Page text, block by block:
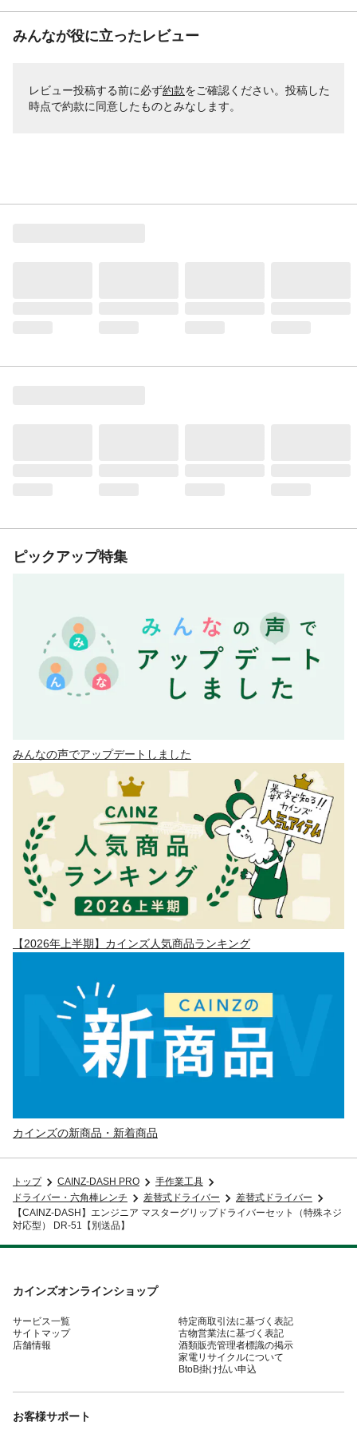
みんなが役に立ったレビュー
レビュー投稿する前に必ず約款をご確認ください。投稿した
時点で約款に同意したものとみなします。
ピックアップ特集
みんなの声でアップデートしました
【2026年上半期】カインズ人気商品ランキング
カインズの新商品・新着商品
トップ CAINZ-DASH PRO
手作業工具
ドライバー・六角棒レンチ
差替式ドライバー
差替式ドライバー
【CAINZ-DASH】エンジニア マスターグリップドライバーセット（特殊ネジ
対応型） DR-51【別送品】
カインズオンラインショップ
サービス一覧
サイトマップ
店舗情報
特定商取引法に基づく表記
古物営業法に基づく表記
酒類販売管理者標識の掲示
家電リサイクルについて
BtoB掛け払い申込
お客様サポート